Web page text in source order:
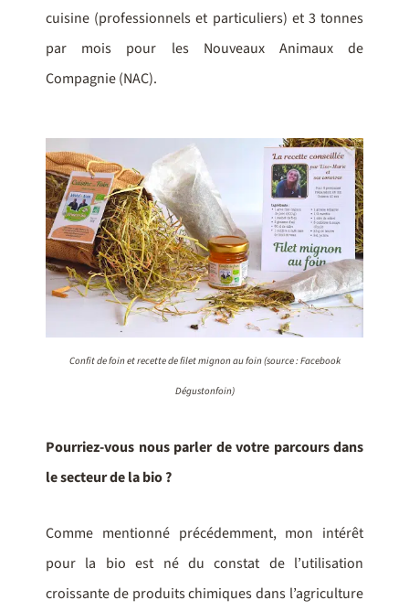
cuisine (professionnels et particuliers) et 3 tonnes
par mois pour les Nouveaux Animaux de
Compagnie (NAC).
Confit de foin et recette de filet mignon au foin (source : Facebook
Dégustonfoin)
Pourriez-vous nous parler de votre parcours dans
le secteur de la bio ?
Comme mentionné précédemment, mon intérêt
pour la bio est né du constat de l’utilisation
croissante de produits chimiques dans l’agriculture